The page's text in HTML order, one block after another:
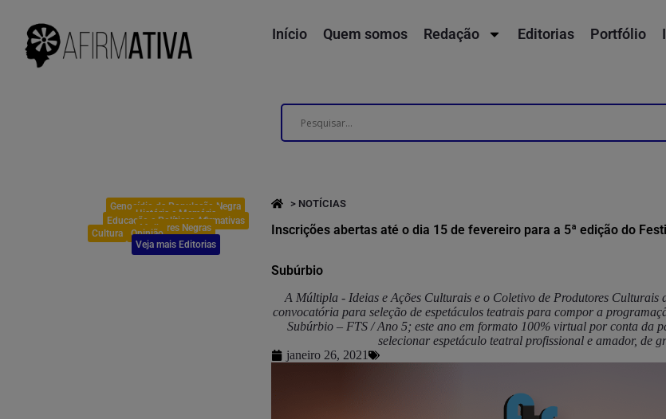
Início Quem somos Redação Editorias Portfólio
Genocídio da População Negra
História e Memória
Educação e Políticas Afirmativas
Mulheres Negras
Cultura
Opinião
Veja mais Editorias
> NOTÍCIAS
Inscrições abertas até o dia 15 de fevereiro para a 5ª edição do
Subúrbio
A Múltipla - Ideias e Ações Culturais e o Coletivo de Produtores Culturais
convocatória para seleção de espetáculos teatrais para compor a
Subúrbio – FTS / Ano 5; este ano em formato 100% virtual por conta da
selecionar espetáculo teatral profissional e amador, de
janeiro 26, 2021